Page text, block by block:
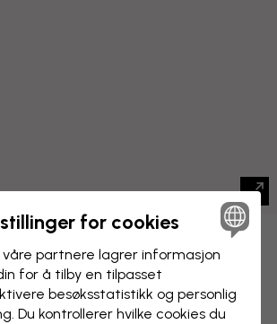
Rosa
Lagre
for cookies
partnere lagrer informasjon
for å tilby en tilpasset
besøks­statistikk og personlig
Du kontrollerer hvilke cookies du